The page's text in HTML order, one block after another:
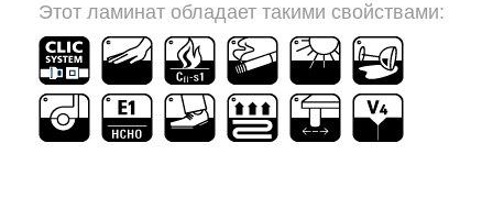
Этот ламинат обладает такими свойствами: